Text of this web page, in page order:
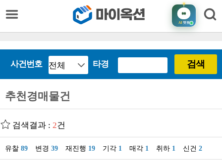
AI챗봇
사건번호 타경 검색
추천경매물건
검색결과 : 2건
유찰 89 변경 39 재진행 19 기각 1 매각 1 취하 1 신건 2